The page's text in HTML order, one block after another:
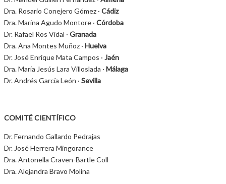
Dra. Rosario Conejero Gómez · Cádiz
Dra. Marina Agudo Montore · Córdoba
Dr. Rafael Ros Vidal · Granada
Dra. Ana Montes Muñoz · Huelva
Dr. José Enrique Mata Campos · Jaén
Dra. María Jesús Lara Villoslada · Málaga
Dr. Andrés García León · Sevilla
COMITÉ CIENTÍFICO
Dr. Fernando Gallardo Pedrajas
Dr. José Herrera Mingorance
Dra. Antonella Craven-Bartle Coll
Dra. Alejandra Bravo Molina